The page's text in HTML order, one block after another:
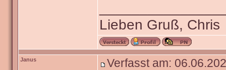
Lieben Gruß, Chris
Janus Verfasst am: